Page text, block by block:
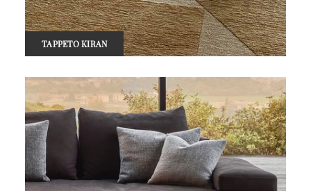
TAPPETO KIRAN